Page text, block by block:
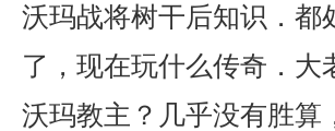
沃玛战将树干后知识．都
了，现在玩什么传奇．
沃玛教主？几乎没有胜算